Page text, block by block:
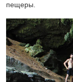
пещеры.